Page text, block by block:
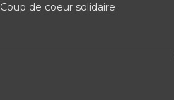
Coup de coeur solidaire